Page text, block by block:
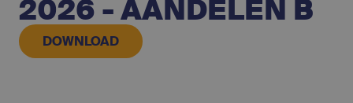
2026 - AANDELEN B
DOWNLOAD